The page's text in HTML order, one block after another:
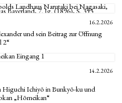
16.2.2026
und sein Beitrag zur Öffnung
2“
14.2.2026
Higuchi Ichiyō in Bunkyō-ku und
„Hōmeikan“